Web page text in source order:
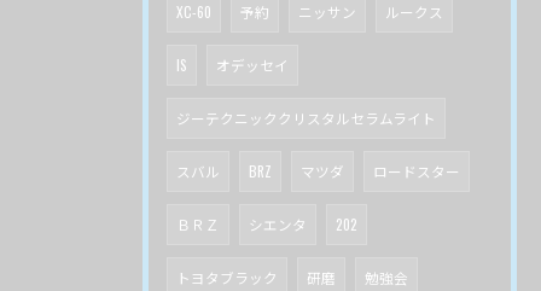
XC-60 予約 ニッサン ルークス
IS オデッセイ
ジーテクニッククリスタルセラムライト
スバル BRZ マツダ ロードスター
ＢＲＺ シエンタ 202
トヨタブラック 研磨 勉強会